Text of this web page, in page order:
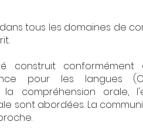
tous les domaines de
construit conformément
pour les langues
compréhension orale,
sont abordées. La